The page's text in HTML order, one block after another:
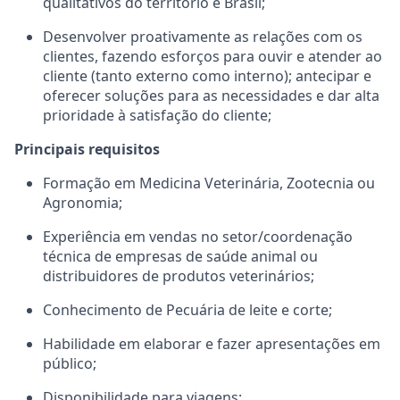
Desenvolver proativamente as relações com os
clientes, fazendo esforços para ouvir e atender ao
cliente (tanto externo como interno); antecipar e
oferecer soluções para as necessidades e dar alta
prioridade à satisfação do cliente;
Principais requisitos
Formação em Medicina Veterinária, Zootecnia ou
Agronomia;
Experiência em vendas no setor/coordenação
técnica de empresas de saúde animal ou
distribuidores de produtos veterinários;
Conhecimento de Pecuária de leite e corte;
Habilidade em elaborar e fazer apresentações em
público;